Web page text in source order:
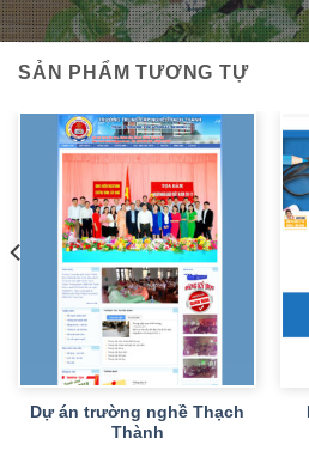
SẢN PHẨM TƯƠNG TỰ
Dự án trường nghề Thạch
Thành